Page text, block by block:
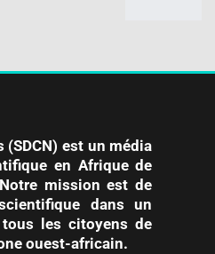
(SDCN) est un média
en Afrique de
mission est de
dans un
tous les citoyens de
ouest-africain.